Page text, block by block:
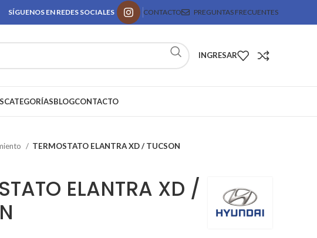
SÍGUENOS EN REDES SOCIALES CONTACTO PREGUNTAS FRECUENTES
INGRESAR
CATEGORÍASBLOGCONTACTO
TERMOSTATO ELANTRA XD / TUCSON
ELANTRA XD /